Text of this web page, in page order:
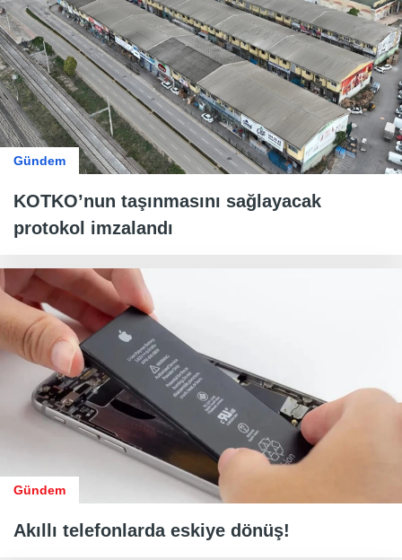
Gündem
KOTKO’nun taşınmasını sağlayacak
protokol imzalandı
Gündem
Akıllı telefonlarda eskiye dönüş!